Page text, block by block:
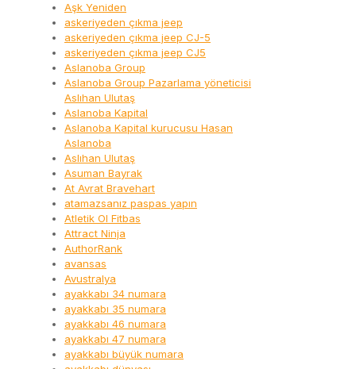
Aşk Yeniden
askeriyeden çıkma jeep
askeriyeden çıkma jeep CJ-5
askeriyeden çıkma jeep CJ5
Aslanoba Group
Aslanoba Group Pazarlama yöneticisi
Aslıhan Ulutaş
Aslanoba Kapital
Aslanoba Kapital kurucusu Hasan
Aslanoba
Aslıhan Ulutaş
Asuman Bayrak
At Avrat Bravehart
atamazsanız paspas yapın
Atletik Ol Fitbas
Attract Ninja
AuthorRank
avansas
Avustralya
ayakkabı 34 numara
ayakkabı 35 numara
ayakkabı 46 numara
ayakkabı 47 numara
ayakkabı büyük numara